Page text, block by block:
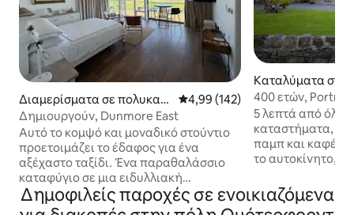
Διαμερίσματα σε πολυκατ
οικία στην πόλη Dunmore
East
Μέση βαθμολογία: 4,99 στα 5,
4,99 (142)
Δημιουργούν, Dunmore East
Αυτό το κομψό και μοναδικό στούντιο
προετοιμάζει το έδαφος για ένα
αξέχαστο ταξίδι. Ένα παραθαλάσσιο
καταφύγιο σε μια ειδυλλιακή
τοποθεσία με εκπληκτική θέα στις
εκβολές του Waterford κάτω από το
Καταλύματα
Mooncoin
400 ετών,
5 λεπτά από όλες
καταστήματα,
παμπ και καφέ. (Waterford: 15 λεπτά με
το αυτοκίνητο,
Cork 1,5 ώρες).
να εξερευνήσετε
Δημοφιλείς παροχές σε ενοικιαζόμενα